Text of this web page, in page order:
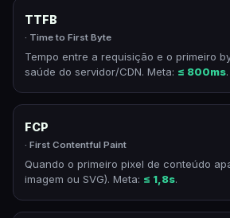
TTFB
· Time to First Byte
Tempo entre a requisição e o primeiro
saúde do servidor/CDN. Meta: ≤ 800ms.
FCP
· First Contentful Paint
Quando o primeiro pixel de conteúdo
imagem ou SVG). Meta: ≤ 1,8s.